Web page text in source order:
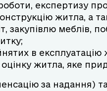
експертизу
житла, а
закупівлю меблів,
в експлуатацію
оцінку житла, яке
за надання)